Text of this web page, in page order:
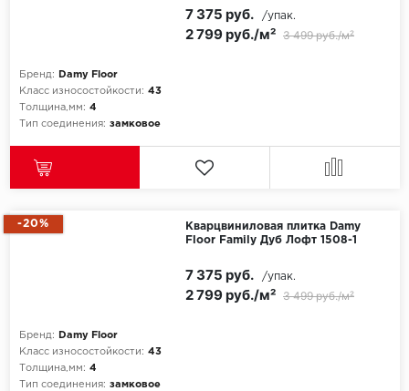
TANTO
Vinilam
Wonderful Vinyl
Бренд:
Damy Floor
Класс износостойкости: 43
Толщина,мм: 4
Тип соединения: замковое
2 799 руб./м² 3 499 руб./м²
7 375 руб. /упак.
-20%
Кварцвиниловая плитка Damy
Floor Family Дуб Лофт 1508-1
Бренд:
Damy Floor
Класс износостойкости: 43
Толщина,мм: 4
Тип соединения: замковое
2 799 руб./м² 3 499 руб./м²
7 375 руб. /упак.